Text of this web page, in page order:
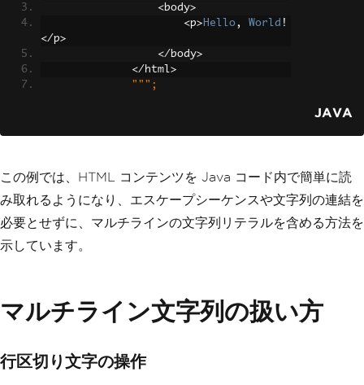
<body>
<p> Hello, World !
</p>
</ body>
</ html>
""";
JAVA
この例では、HTML コンテンツを Java コード内で簡単に読
み取れるようになり、エスケープシーケンスや文字列の連結を
必要とせずに、マルチラインの文字列リテラルを含める方法を
示しています。
マルチライン文字列の扱い方
行区切り文字の操作